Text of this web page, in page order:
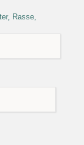
Rasse,